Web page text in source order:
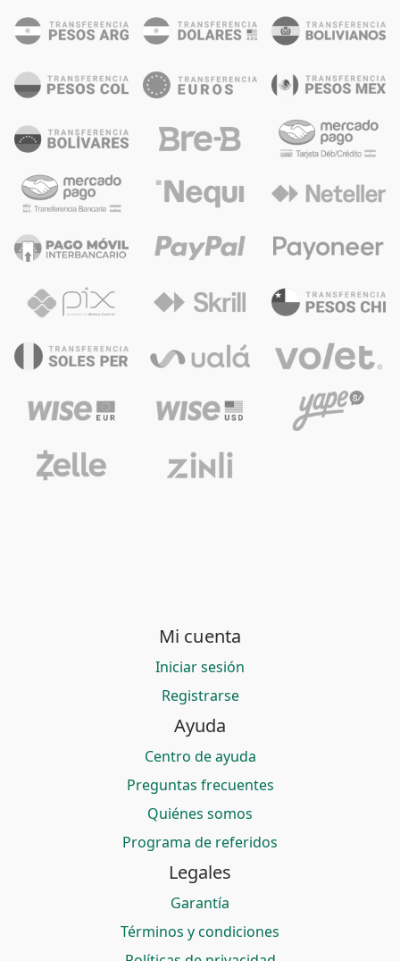
Mi cuenta
Iniciar sesión
Registrarse
Ayuda
Centro de ayuda
Preguntas frecuentes
Quiénes somos
Programa de referidos
Legales
Garantía
Términos y condiciones